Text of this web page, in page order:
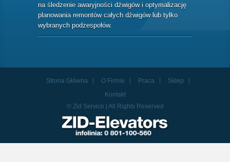
na śledzenie awaryjności dźwigów i optymalizację
planowania remontów całych dźwigów lub tylko
wybranych podzespołów.
Strona Główna O Firmie Praca
Sklep
Kontakt
© Zid Service | All Rights Reserved